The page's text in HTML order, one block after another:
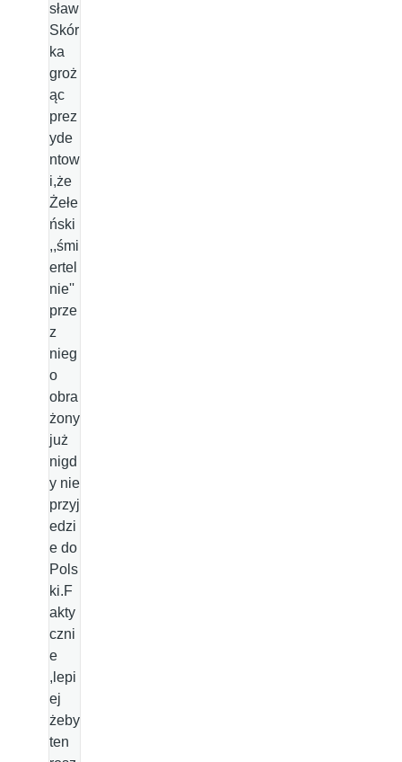
sław
Skór
ka
groż
ąc
prez
yde
ntow
i,że
Żełe
ński
,,śmi
ertel
nie''
prze
z
nieg
o
obra
żony
już
nigd
y nie
przyj
edzi
e do
Pols
ki.F
akty
czni
e
,lepi
ej
żeby
ten